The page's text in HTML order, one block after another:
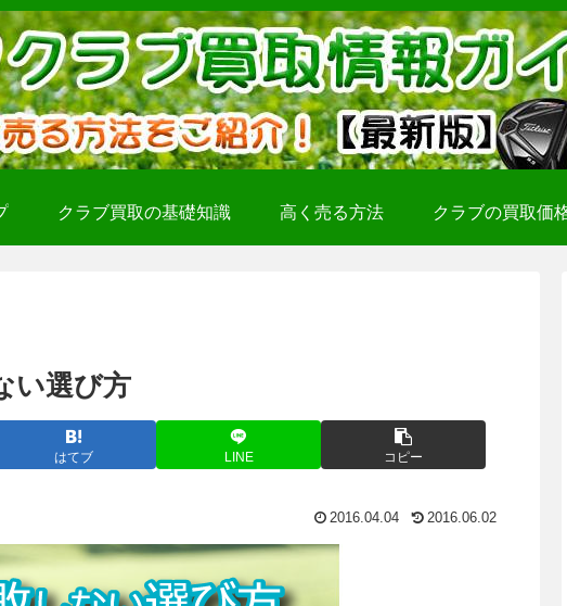
クラブ買取の基礎知識 高く売る方法 クラブの買取価
い選び方
はてブ LINE コピー
2016.04.04 2016.06.02